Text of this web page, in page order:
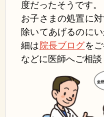
度だったそうです。
お子さまの処置に
除いてあげるのに
細は 院長ブログを
などに医師へご相談